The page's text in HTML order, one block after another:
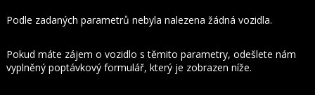
Podle zadaných parametrů nebyla nalezena žádná vozidla.
Pokud máte zájem o vozidlo s těmito parametry, odešlete nám
vyplněný poptávkový formulář, který je zobrazen níže.